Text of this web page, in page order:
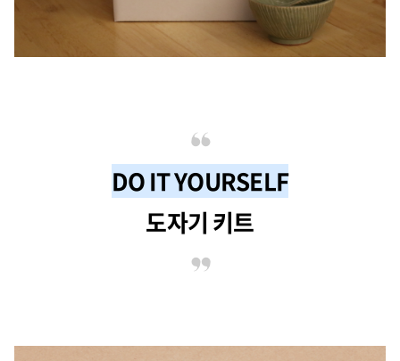
DO IT YOURSELF
도자기 키트